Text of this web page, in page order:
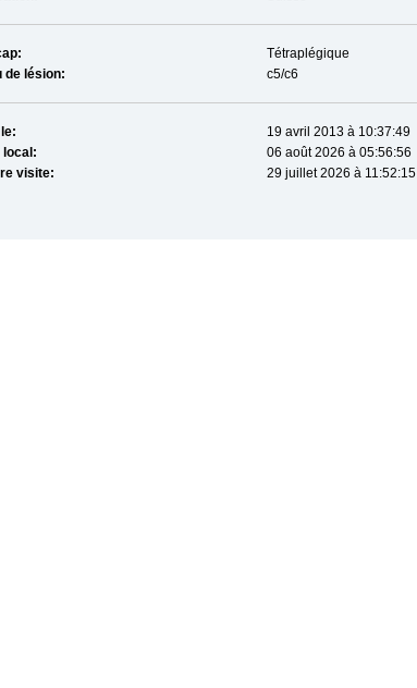
Tétraplégique
de lésion:
c5/c6
19 avril 2013 à 10:37:49
local:
06 août 2026 à 05:56:56
visite:
29 juillet 2026 à 11:52:15